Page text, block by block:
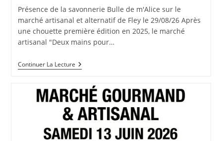
la
publication :
Présence de la savonnerie Bulle de m'Alice sur le
marché artisanal et alternatif de Fley le 29/08/26 Après
une chouette première édition en 2025, le marché
artisanal "Deux mains pour…
Continuer La LectureMarché
2
Pour
Demain
À
Fley
Le
29
Août